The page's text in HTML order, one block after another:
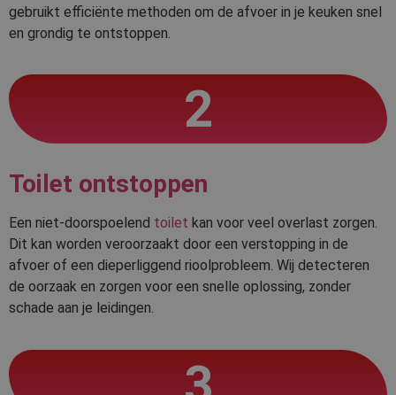
gebruikt efficiënte methoden om de afvoer in je keuken snel
en grondig te ontstoppen.
2
Toilet ontstoppen
Een niet-doorspoelend toilet kan voor veel overlast zorgen.
Dit kan worden veroorzaakt door een verstopping in de
afvoer of een dieperliggend rioolprobleem. Wij detecteren
de oorzaak en zorgen voor een snelle oplossing, zonder
schade aan je leidingen.